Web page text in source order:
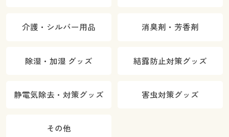
介護・シルバー用品 消臭剤・芳香剤
除湿・加湿 グッズ 結露防止対策グッズ
静電気除去・対策グッズ 害虫対策グッズ
その他